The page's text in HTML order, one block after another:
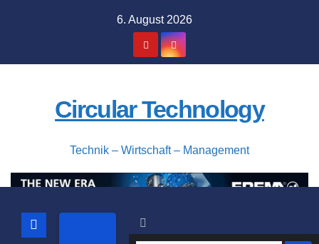
6. August 2026
Circular Technology
Technik – Wirtschaft – Management